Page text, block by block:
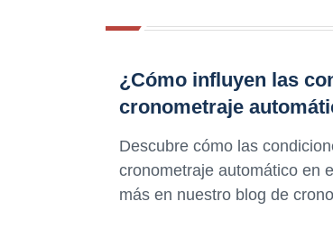
¿Cómo influyen las
cronometraje
Descubre cómo las
cronometraje automático en
más en nuestro blog de